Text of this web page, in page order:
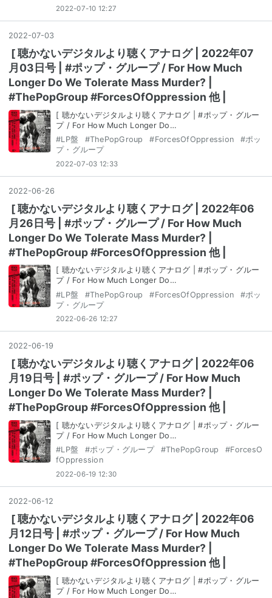
2022-07-10 12:27
2022-07-03
[ 聴かないデジタルより聴くアナログ | 2022年07
月03日号 | #ポップ・グループ / For How Much
Longer Do We Tolerate Mass Murder? |
#ThePopGroup #ForcesOfOppression 他 |
[ 聴かないデジタルより聴くアナログ | #ポップ・グルー
プ / For How Much Longer Do…
#LP盤 #ThePopGroup #ForcesOfOppression #ポッ
プ・グループ
2022-07-03 12:33
2022-06-26
[ 聴かないデジタルより聴くアナログ | 2022年06
月26日号 | #ポップ・グループ / For How Much
Longer Do We Tolerate Mass Murder? |
#ThePopGroup #ForcesOfOppression 他 |
[ 聴かないデジタルより聴くアナログ | #ポップ・グルー
プ / For How Much Longer Do…
#LP盤 #ThePopGroup #ForcesOfOppression #ポッ
プ・グループ
2022-06-26 12:27
2022-06-19
[ 聴かないデジタルより聴くアナログ | 2022年06
月19日号 | #ポップ・グループ / For How Much
Longer Do We Tolerate Mass Murder? |
#ThePopGroup #ForcesOfOppression 他 |
[ 聴かないデジタルより聴くアナログ | #ポップ・グルー
プ / For How Much Longer Do…
#LP盤 #ポップ・グループ #ThePopGroup #ForcesO
fOppression
2022-06-19 12:30
2022-06-12
[ 聴かないデジタルより聴くアナログ | 2022年06
月12日号 | #ポップ・グループ / For How Much
Longer Do We Tolerate Mass Murder? |
#ThePopGroup #ForcesOfOppression 他 |
[ 聴かないデジタルより聴くアナログ | #ポップ・グルー
プ / For How Much Longer Do…